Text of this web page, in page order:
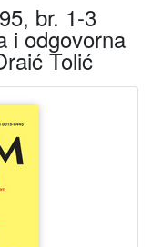
br. 1-3
i odgovorna
Tolić